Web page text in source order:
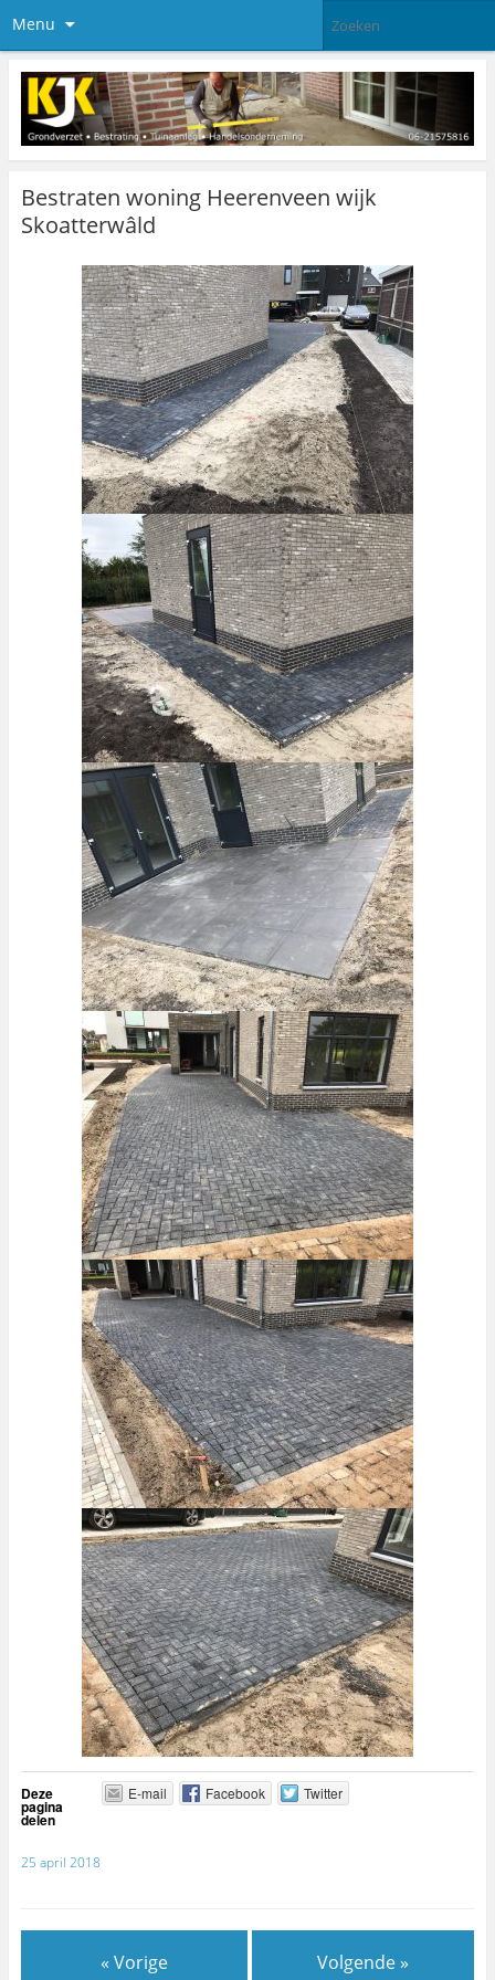
Menu
Bestraten woning Heerenveen wijk
Skoatterwâld
Deze
pagina
delen
E-mail Facebook Twitter
25 april 2018
« Vorige Volgende »